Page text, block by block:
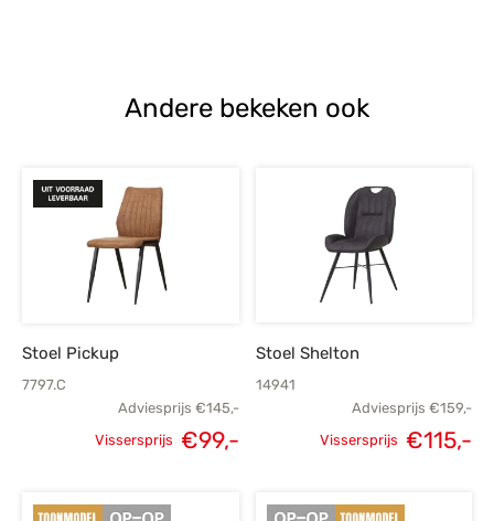
Andere bekeken ook
Stoel Pickup
7797.C
Adviesprijs €145,-
Oorspronkelijke
Vissersprijs €99,-Huidige
Stoel Shelton
14941
Adviesprijs €159,-
Oorspronkelijke
Vissersprijs €115,-